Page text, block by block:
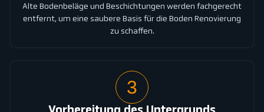
Alte Bodenbeläge und Beschichtungen werden fachgerecht
entfernt, um eine saubere Basis für die Boden Renovierung
zu schaffen.
3